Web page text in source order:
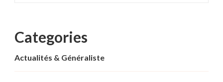
Categories
Actualités & Généraliste